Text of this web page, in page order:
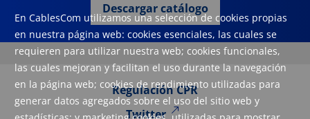
En CablesCom utilizamos una selección de cookies propias
en nuestra página web: cookies esenciales, las cuales se
requieren para utilizar nuestra web; cookies funcionales,
las cuales mejoran y facilitan el uso durante la navegación
en la página web; cookies de rendimiento utilizadas para
generar datos agregados sobre el uso del sitio web y
Descargar catálogo
Regulación CPR
Twitter